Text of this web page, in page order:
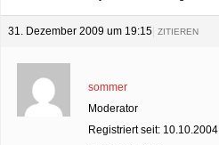
31. Dezember 2009 um 19:15 ZITIEREN
sommer
Moderator
Registriert seit: 10.10.2004